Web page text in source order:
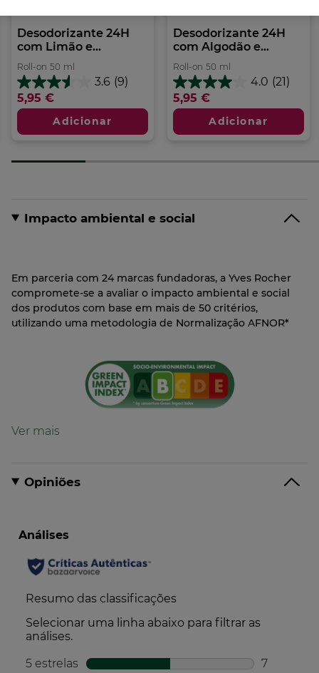
• Fórmula Vegan, sem derivados de origem animal
• Fórmula dermatologicamente testada.
• Feito na França
Formato: Stick
Desodorizante 24H
com Limão e...
Roll-on 50 ml
3.6 (9)
3.6
em
5
estrelas.
9
5,95 €
Adicionar
Desodorizante 24H
com Algodão e...
Roll-on 50 ml
4.0 (21)
4.0
em
5
estrelas.
21
5,95 €
Adicionar
Impacto ambiental e social
Em parceria com 24 marcas fundadoras, a Yves Rocher
compromete-se a avaliar o impacto ambiental e social
dos produtos com base em mais de 50 critérios,
utilizando uma metodologia de Normalização AFNOR*
natural
Embalagem predominantemente reciclável
Produção
Formulado com uma ou mais matérias-primas
provenientes da economia circular
de energia renovável e recicla mais de 24% de
Opiniões